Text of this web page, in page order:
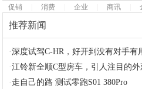
促销
消费 企业 商讯
推荐新闻
·深度试驾C-HR，好开到没有对手有
·江铃新全顺C型房车，引人注目的
· 走自己的路 测试零跑S01 380Pro